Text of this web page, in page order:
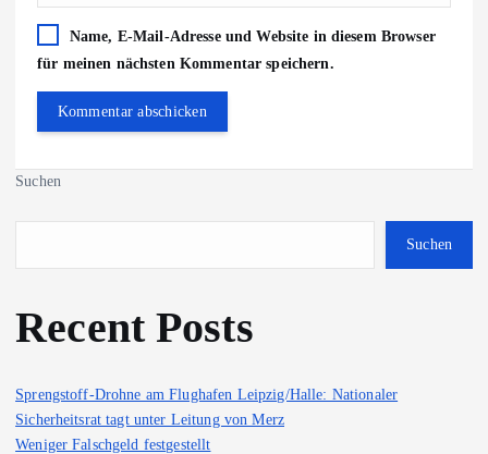
Name, E-Mail-Adresse und Website in diesem Browser
für meinen nächsten Kommentar speichern.
Suchen
Suchen
Recent Posts
Sprengstoff-Drohne am Flughafen Leipzig/Halle: Nationaler
Sicherheitsrat tagt unter Leitung von Merz
Weniger Falschgeld festgestellt